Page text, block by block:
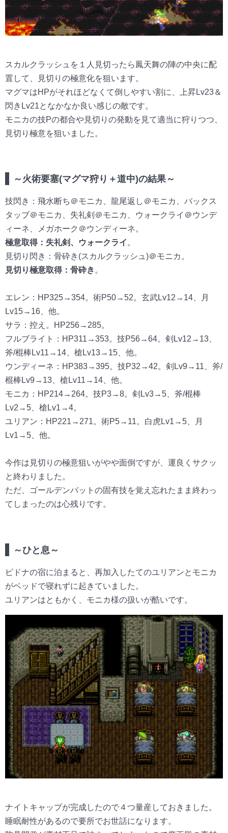
スカルクラッシュを１人見切ったら鳳天舞の陣の中央に配
置して、見切りの極意化を狙います。
マグマはHPがそれほどなくて倒しやすい割に、上昇Lv23＆
閃きLv21となかなか良い感じの敵です。
モニカの技Pの都合や見切りの発動を見て適当に狩りつつ、
見切り極意を狙いました。
～火術要塞(マグマ狩り＋道中)の結果～
技閃き：飛水断ち＠モニカ、龍尾返し＠モニカ、バックス
タッブ＠モニカ、失礼剣＠モニカ、ウォークライ＠ウンデ
ィーネ、メガホーク＠ウンディーネ。
極意取得：失礼剣、ウォークライ 。
見切り閃き：骨砕き(スカルクラッシュ)＠モニカ。
見切り極意取得：骨砕き 。
エレン：HP325→354。術P50→52。玄武Lv12→14、月
Lv15→16、他。
サラ：控え。HP256→285。
フルブライト：HP311→353。技P56→64。剣Lv12→13、
斧/棍棒Lv11→14、槍Lv13→15、他。
ウンディーネ：HP383→395。技P32 →42。剣Lv9 →11 、斧/
棍棒Lv9 →13 、槍Lv11 →14、他。
モニカ：HP214→264。技P3→8。剣Lv3→5、斧/棍棒
Lv2→5、槍Lv1→4。
ユリアン：HP221→271。術P5→11。白虎Lv1→5、月
Lv1→5、他。
今作は見切りの極意狙いがやや面倒ですが、運良くサクッ
と終わりました。
ただ、ゴールデンバットの固有技を覚え忘れたまま終わっ
てしまったのは心残りです。
～ひと息～
ピドナの宿に泊まると、再加入したてのユリアンとモニカ
がベッドで寝れずに起きていました。
ユリアンはともかく、モニカ様の扱いが酷いです。
ナイトキャップが完成したので４つ量産しておきました。
睡眠耐性があるので要所でお世話になります。